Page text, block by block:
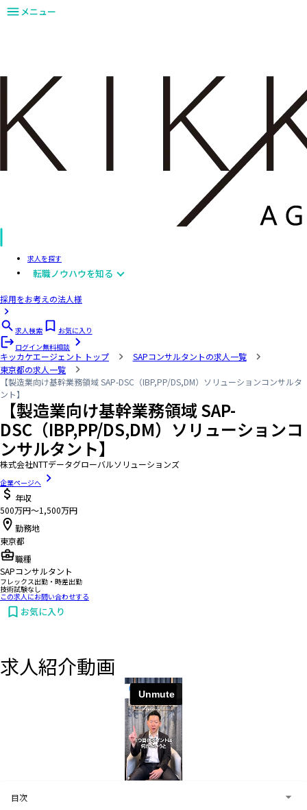
メニュー
求人を探す
転職ノウハウを知る
採用をお考えの法人様
求人検索
お気に入り
ログイン無料相談
キッカケエージェント トップ
SAPコンサルタントの求人一覧
東京都の求人一覧
【製造業向け基幹業務領域 SAP-DSC（IBP,PP/DS,DM）ソリューションコンサルタ
ント】
【製造業向け基幹業務領域 SAP-
DSC（IBP,PP/DS,DM）ソリューションコ
ンサルタント】
株式会社NTTデータグローバルソリューションズ
企業ページへ
年収
500万円〜1,500万円
勤務地
東京都
職種
SAPコンサルタント
フレックス出勤・時差出勤
技術試験なし
この求人にお問い合わせする
お気に入り
お問い合わせする
求人紹介動画
目次